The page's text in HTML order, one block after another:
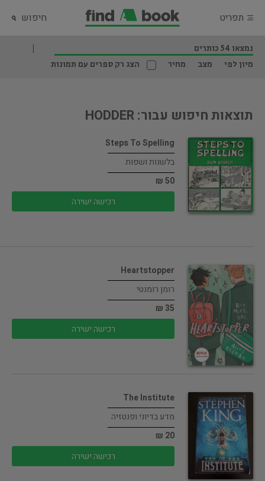
תפריט חיפוש
נמצאו 54 כותרים
מיון לפי
מצב מחיר הצג רק ספרים עם תמונות
תוצאות חיפוש עבור: HODDER
Steps To Spelling
בלשנות ושפות
50 ₪
רכישה ישירה
Heartstopper
רומן רומנטי
35 ₪
רכישה ישירה
The Institute
מדע בדיוני ופנטזיה
20 ₪
רכישה ישירה